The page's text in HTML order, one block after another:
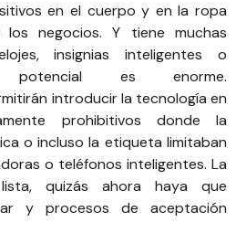
en el cuerpo y en la ropa
negocios. Y tiene muchas
insignias inteligentes o
es enorme.
introducir la tecnología en
prohibitivos donde la
o incluso la etiqueta limitaban
o teléfonos inteligentes. La
quizás ahora haya que
y procesos de aceptación